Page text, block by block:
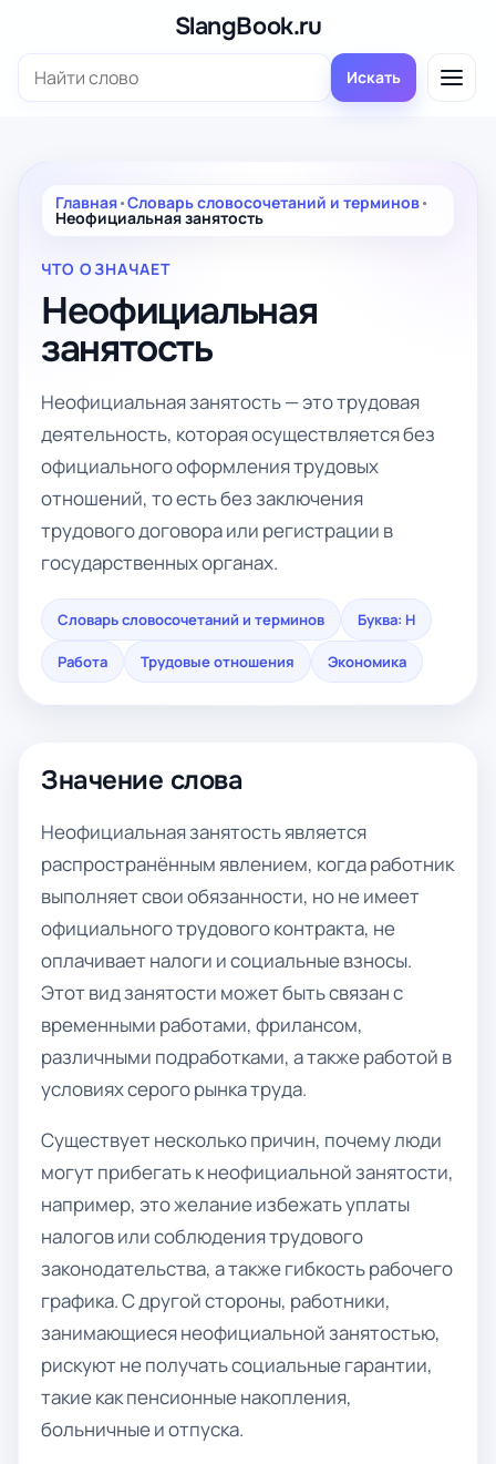
содержимому
SlangBook.ru
Поиск: Искать
Главная•Словарь словосочетаний и терминов•
Неофициальная занятость
ЧТО ОЗНАЧАЕТ
Неофициальная
занятость
Неофициальная занятость — это трудовая
деятельность, которая осуществляется без
официального оформления трудовых
отношений, то есть без заключения
трудового договора или регистрации в
государственных органах.
Словарь словосочетаний и терминов Буква: Н
Работа Трудовые отношения Экономика
Значение слова
Неофициальная занятость является
распространённым явлением, когда работник
выполняет свои обязанности, но не имеет
официального трудового контракта, не
оплачивает налоги и социальные взносы.
Этот вид занятости может быть связан с
временными работами, фрилансом,
различными подработками, а также работой в
условиях серого рынка труда.
Существует несколько причин, почему люди
могут прибегать к неофициальной занятости,
например, это желание избежать уплаты
налогов или соблюдения трудового
законодательства, а также гибкость рабочего
графика. С другой стороны, работники,
занимающиеся неофициальной занятостью,
рискуют не получать социальные гарантии,
такие как пенсионные накопления,
больничные и отпуска.